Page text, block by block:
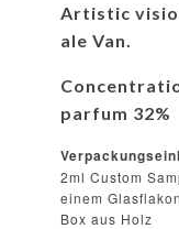
Artistic
ale Van.
parfum 32%
2ml Custom
einem
Box aus Holz